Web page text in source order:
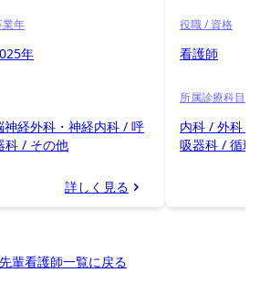
業年
年
経外科・神経内科 / 呼
科 / その他
詳しく見る
役職 / 資格
看護師
所属診療科目
内科 / 外科 /
吸器科 / 循環
先輩看護師一覧に戻る